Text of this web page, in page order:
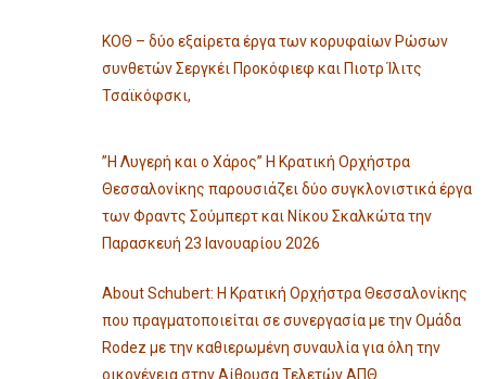
ΚΟΘ – δύο εξαίρετα έργα των κορυφαίων Ρώσων
συνθετών Σεργκέι Προκόφιεφ και Πιοτρ Ίλιτς
Τσαϊκόφσκι,
”Η Λυγερή και ο Χάρος” Η Κρατική Ορχήστρα
Θεσσαλονίκης παρουσιάζει δύο συγκλονιστικά έργα
των Φραντς Σούμπερτ και Νίκου Σκαλκώτα την
Παρασκευή 23 Ιανουαρίου 2026
About Schubert: Η Κρατική Ορχήστρα Θεσσαλονίκης
που πραγματοποιείται σε συνεργασία με την Ομάδα
Rodez με την καθιερωμένη συναυλία για όλη την
οικογένεια στην Αίθουσα Τελετών ΑΠΘ